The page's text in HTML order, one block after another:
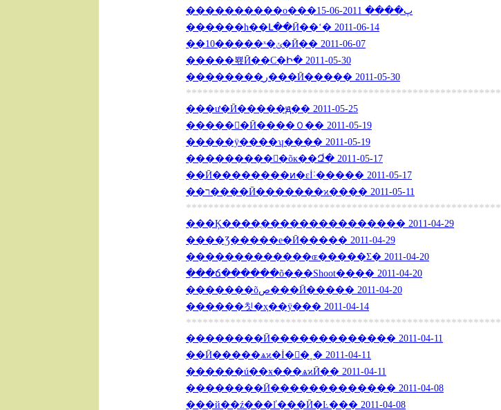
����������о���پ���� 2011-06-15
������һ��Լ��Ӣ��ʻ� 2011-06-14
��10�����ˣ�ݵ�Ӣ�� 2011-06-07
�����뾳Ӣ��С�Ի� 2011-05-30
��������ر���Ӣ����� 2011-05-30
*********************************************************
���ư�Ӣ�����ԭ�� 2011-05-25
�����񽻼�Ӣ����Ｏ�� 2011-05-19
�����ÿ����ʮ���� 2011-05-19
����������õĸ��Զ̾� 2011-05-17
��Ӣ��������ͷ�εİ˸����� 2011-05-17
��ר���̵�Ӣ�������ϰ���� 2011-05-11
*********************************************************
���Ķ����ֳ��������������� 2011-04-29
����Ʒ�����е�Ӣ����� 2011-04-29
�������������ɶ�����Σ� 2011-04-20
���ճ������õ���Shoot���� 2011-04-20
�������õص���Ӣ����� 2011-04-20
������칫�ҳ��ÿ��� 2011-04-14
*********************************************************
��������Ӣ������������� 2011-04-11
��Ӣ�����ѧϰ�İ��ٰ˳� 2011-04-11
������ú��ӿ���ѧϰӢ�� 2011-04-11
��������Ӣ������������� 2011-04-08
���й��ź���ľ���Ӣ�Ŀ��� 2011-04-08